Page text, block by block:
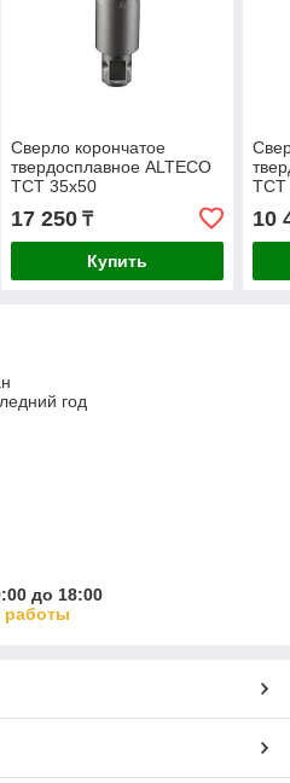
Сверло корончатое
твердосплавное ALTECO
TCT 35х50
17 250₸
Купить
TCT
10
год
до 18:00
работы